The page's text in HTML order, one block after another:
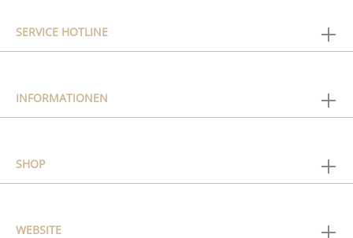
SERVICE HOTLINE
INFORMATIONEN
SHOP
WEBSITE